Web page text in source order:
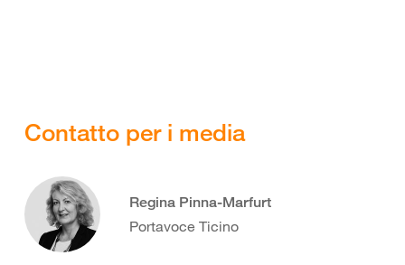
Contatto per i media
Regina Pinna-Marfurt
Portavoce Ticino